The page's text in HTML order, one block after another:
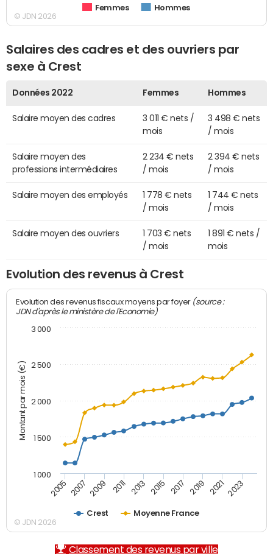
Femmes Hommes
© JDN 2026
Salaires des cadres et des ouvriers par
sexe à Crest
Données 2022 Femmes Hommes
Salaire moyen des cadres
3 011 € nets /
mois
3 498 € nets
/ mois
Salaire moyen des
professions intermédiaires
2 234 € nets
/ mois
2 394 € nets
/ mois
Salaire moyen des employés
1 778 € nets
/ mois
1 744 € nets
/ mois
Salaire moyen des ouvriers
1 703 € nets
/ mois
1 891 € nets /
mois
Evolution des revenus à Crest
Montant par mois (€)
Evolution des revenus fiscaux moyens par foyer (source :
JDN d'après le ministère de l'Economie)
Crest Moyenne France
2005 2007 2009 2011 2013 2015 2017 2019 2021 2023
1 000
1 500
2 000
2 500
3 000
© JDN 2026
Classement des revenus par ville